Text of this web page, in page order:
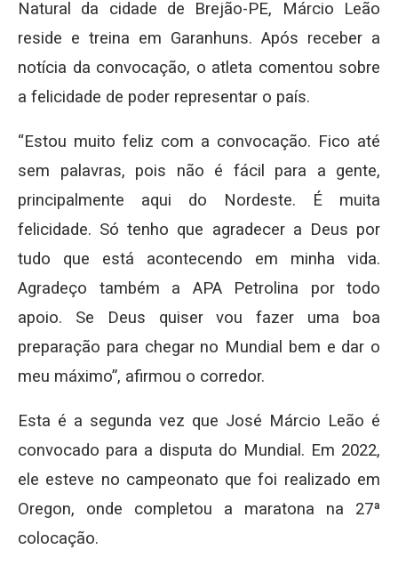
Natural da cidade de Brejão-PE, Márcio Leão
reside e treina em Garanhuns. Após receber a
notícia da convocação, o atleta comentou sobre
a felicidade de poder representar o país.
“Estou muito feliz com a convocação. Fico até
sem palavras, pois não é fácil para a gente,
principalmente aqui do Nordeste. É muita
felicidade. Só tenho que agradecer a Deus por
tudo que está acontecendo em minha vida.
Agradeço também a APA Petrolina por todo
apoio. Se Deus quiser vou fazer uma boa
preparação para chegar no Mundial bem e dar o
meu máximo”, afirmou o corredor.
Esta é a segunda vez que José Márcio Leão é
convocado para a disputa do Mundial. Em 2022,
ele esteve no campeonato que foi realizado em
Oregon, onde completou a maratona na 27ª
colocação.